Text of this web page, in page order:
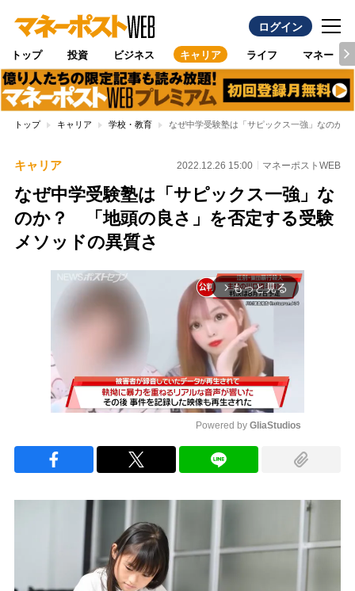
ログイン
トップ 投資 ビジネス キャリア ライフ マネー
トップ キャリア 学校・教育 なぜ中学受験塾は「サピックス一強」なのか
キャリア 2022.12.26 15:00 マネーポストWEB
なぜ中学受験塾は「サピックス一強」な
のか？ 「地頭の良さ」を否定する受験
メソッドの異質さ
arrow_forward_ios もっと見る
Powered by GliaStudios